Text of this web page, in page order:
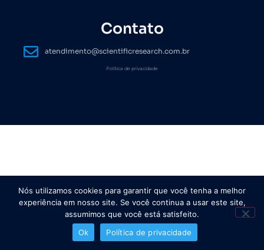
Contato
atendimento@scientificresearch.com.br
Política de privacidade
Nós utilizamos cookies para garantir que você tenha a melhor
experiência em nosso site. Se você continua a usar este site,
assumimos que você está satisfeito.
Ok
Política de privacidade